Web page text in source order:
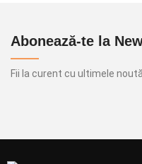
Abonează-te la
Fii la curent cu ultimele